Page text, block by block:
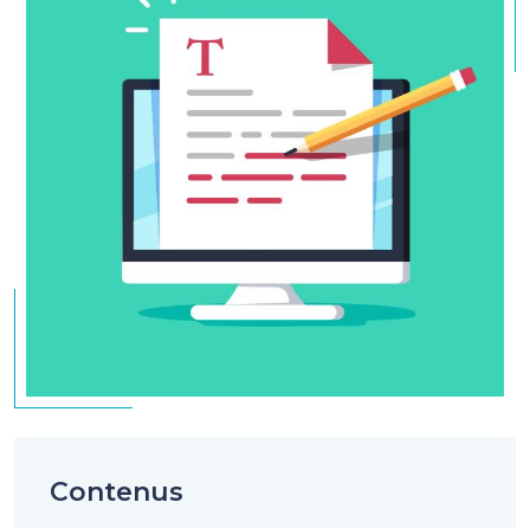
l’utilisation du compte de P&L pour les charges
liées à l’évaluation actuarielle,
une redéfinition des limites entre engagements
à contribution et prestation définie.
La présentation détaillée de MERCER en anglais au
format Pdf est jointe à ce document : la première
partie compare IAS 19 et US Gaap (Fas87, 88 et 158),
la seconde les évolutions à venir sur ces normes.
Contenus